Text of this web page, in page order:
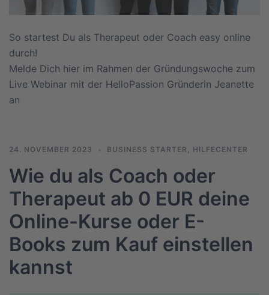
So startest Du als Therapeut oder Coach easy online
durch!
Melde Dich hier im Rahmen der Gründungswoche zum
Live Webinar mit der HelloPassion Gründerin Jeanette
an
24. NOVEMBER 2023 BUSINESS STARTER , HILFECENTER
Wie du als Coach oder
Therapeut ab 0 EUR deine
Online-Kurse oder E-
Books zum Kauf einstellen
kannst